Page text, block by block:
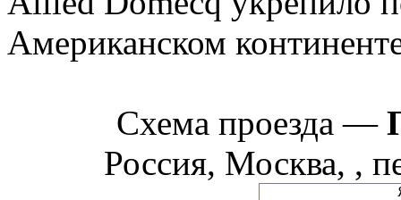
Американском
Схема проезда —
Россия, Москва, ,